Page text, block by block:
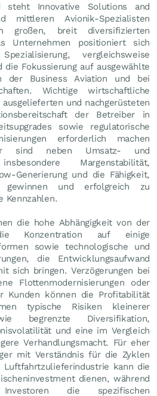
steht Innovative Solutions and
mittleren Avionik-Spezialisten
großen, breit diversifizierten
Unternehmen positioniert sich
vergleichsweise
Fokussierung auf ausgewählte
der Business Aviation und bei
Wichtige wirtschaftliche
und nachgerüsteten
der Betreiber in
sowie regulatorische
erforderlich machen
sind neben Umsatz- und
Margenstabilität,
Generierung und die Fähigkeit,
gewinnen und erfolgreich zu
Kennzahlen.
die hohe Abhängigkeit von der
Konzentration auf einige
sowie technologische und
die Entwicklungsaufwand
sich bringen. Verzögerungen bei
Flottenmodernisierungen oder
Kunden können die Profitabilität
typische Risiken kleinerer
begrenzte Diversifikation,
und eine im Vergleich
Verhandlungsmacht. Für eher
mit Verständnis für die Zyklen
Luftfahrtzulieferindustrie kann die
dienen, während
Investoren die spezifischen